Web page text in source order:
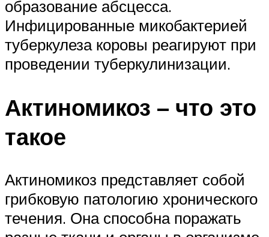
образование абсцесса.
Инфицированные микобактерией
туберкулеза коровы реагируют при
проведении туберкулинизации.
Актиномикоз – что это
такое
Актиномикоз представляет собой
грибковую патологию хронического
течения. Она способна поражать